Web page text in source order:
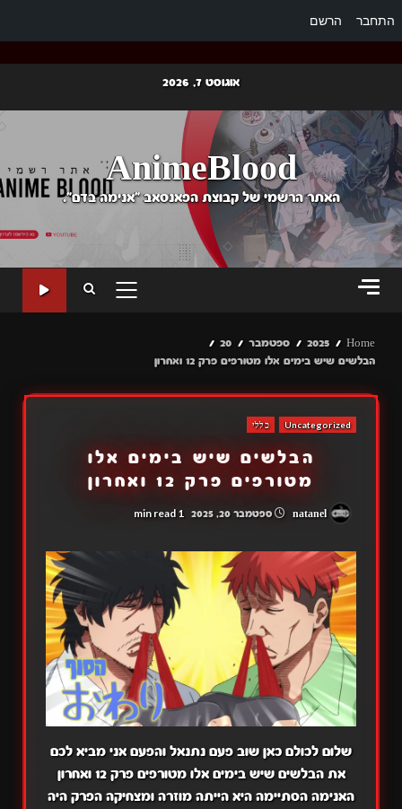
התחבר הרשם
content
אוגוסט 7, 2026
AnimeBlood
האתר הרשמי של קבוצת הפאנסאב "אנימה בדם".
PRIMARY
Home
2025 ספטמבר
20
הבלשים שיש בימים אלו מטורפים פרק 12 ואחרון
Uncategorized כללי
הבלשים שיש בימים אלו
מטורפים פרק 12 ואחרון
ספטמבר 20, 2025 1 min read
שלום לכולם כאן שוב פעם נתנאל והפעם אני מביא לכם
את הבלשים שיש בימים אלו מטורפים פרק 12 ואחרון
האנימה הסתיימה היא הייתה מוזרה ומצחיקה הפרק היה